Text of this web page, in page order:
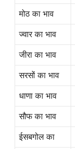
मोठ का भाव
ज्वार का भाव
जीरा का भाव
सरसों का भाव
धाणा का भाव
सौफ का भाव
ईसबगोल का